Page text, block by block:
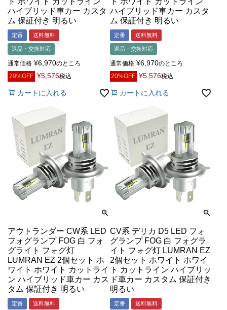
ハイブリッド車カー カスタ
ム 保証付き 明るい
定番 送料無料
返品・交換対応
通常価格 ¥6,970のところ
20%OFF ¥5,576税込
カートに入れる
ハイブリッド車カー カスタ
ム 保証付き 明るい
定番 送料無料
返品・交換対応
通常価格 ¥6,970のところ
20%OFF ¥5,576税込
カートに入れる
アウトランダー CW系 LED
フォグランプ FOG 白 フォ
グライト フォグ灯
LUMRAN EZ 2個セット ホ
ワイト ホワイト カットライ
ン ハイブリッド車カー カス
タム 保証付き 明るい
定番 送料無料
CV系 デリカ D5 LED フォ
グランプ FOG 白 フォグラ
イト フォグ灯 LUMRAN EZ
2個セット ホワイト ホワイ
ト カットライン ハイブリッ
ド車カー カスタム 保証付き
明るい
定番 送料無料